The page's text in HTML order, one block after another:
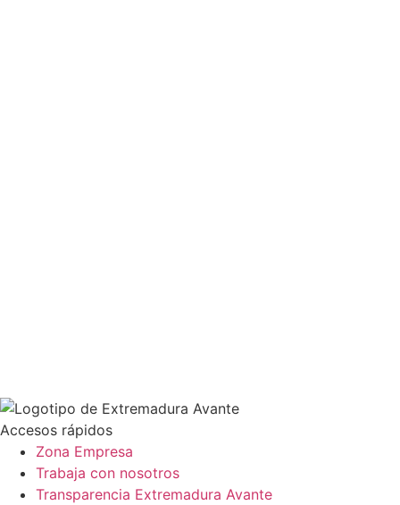
Accesos rápidos
Zona Empresa
Trabaja con nosotros
Transparencia Extremadura Avante